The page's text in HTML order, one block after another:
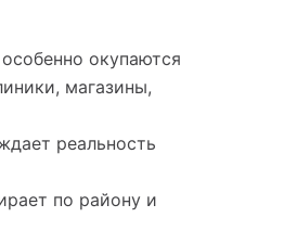
окупаются
магазины,
реальность
по району и